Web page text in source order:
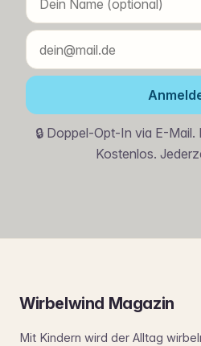
🔒 Doppel-Opt-In via E-Mail.
Kostenlos.
Wirbelwind Magazin
Mit Kindern wird der Alltag